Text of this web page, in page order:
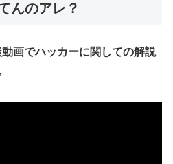
んのアレ？
画でハッカーに関しての解説